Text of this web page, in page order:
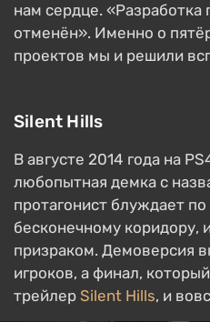
нам сердце.
отменён». Именно о
проектов мы и решили
Silent Hills
В августе 2014 года на
любопытная демка с
протагонист блуждает
бесконечному коридору,
призраком. Демоверсия
игроков, а финал,
трейлер Silent Hills, и